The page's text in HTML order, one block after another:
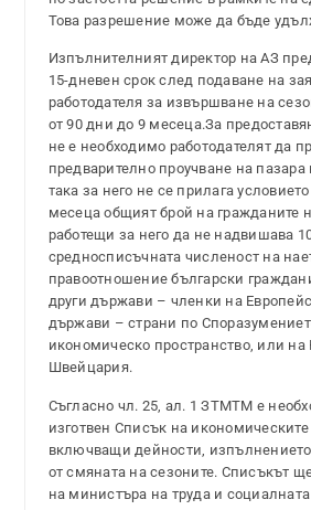
Това разрешение може да бъде
Изпълнителният директор на АЗ
15-дневен срок след подаване на
работодателя за извършване на
от 90 дни до 9 месеца.За
не е необходимо работодателят да
предварително проучване на
така за него не се прилага
месеца общият брой на гражданите
работещи за него да не надвишава
средносписъчната численост на
правоотношение български
други държави – членки на
държави – страни по
икономическо пространство, или
Швейцария.
Съгласно чл. 25, ал. 1 ЗТМТМ е
изготвен Списък на икономическите
включващи дейности,
от смяната на сезоните. Списъкът
на министъра на труда и